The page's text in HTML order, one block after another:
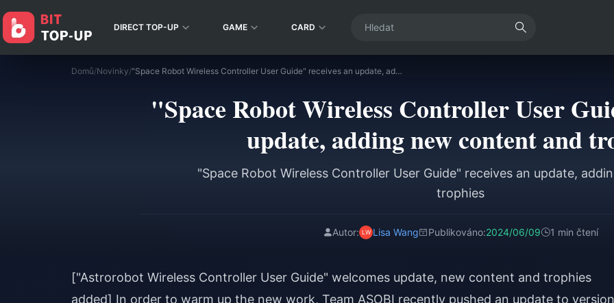
DIRECT TOP-UP GAME CARD
Domů/Novinky/ "Space Robot Wireless Controller User Guide" receives an update, adding new content and trophies
"Space Robot Wireless Controller User
update, adding new content and
"Space Robot Wireless Controller User Guide" receives an update,
trophies
Autor: Lisa Wang Publikováno:2024/06/09 1 min čtení
["Astrorobot Wireless Controller User Guide" welcomes update, new content and trophies
added] In order to warm up the new work, Team ASOBI recently pushed an update to version